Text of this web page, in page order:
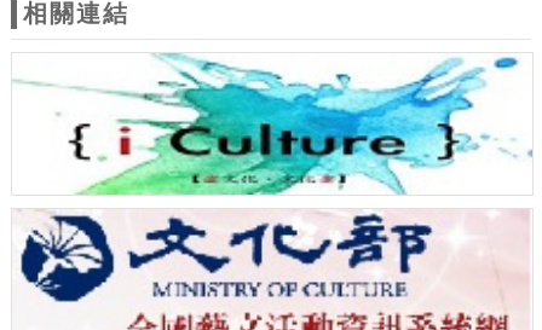
相關連結